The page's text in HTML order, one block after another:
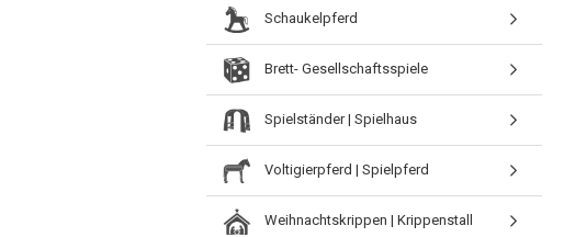
Schaukelpferd
Brett- Gesellschaftsspiele
Spielständer | Spielhaus
Voltigierpferd | Spielpferd
Weihnachtskrippen | Krippenstall